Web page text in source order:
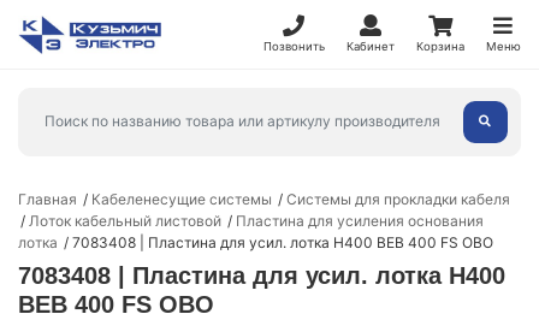
Позвонить Кабинет Корзина Меню
Главная Кабеленесущие системы
Системы для прокладки кабеля
Лоток кабельный листовой
Пластина для усиления основания
лотка
7083408 | Пластина для усил. лотка H400 BEB 400 FS OBO
7083408 | Пластина для усил. лотка H400
BEB 400 FS OBO